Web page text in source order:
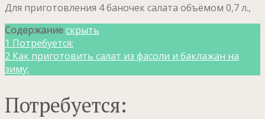
Для приготовления 4 баночек салата объёмом 0,7 л.,
Содержаниескрыть
1 Потребуется:
2 Как приготовить салат из фасоли и баклажан на
зиму:
Потребуется: